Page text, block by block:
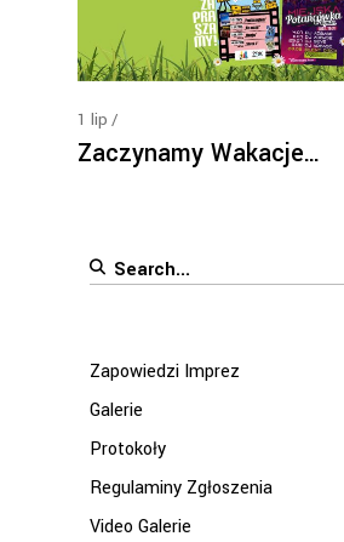
1 lip
Zaczynamy Wakacje…
Search
Zapowiedzi Imprez
Galerie
Protokoły
Regulaminy Zgłoszenia
Video Galerie